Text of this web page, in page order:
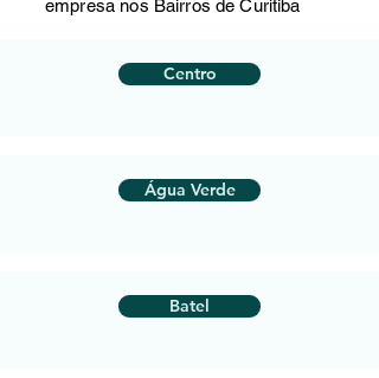
empresa nos Bairros de Curitiba
Centro
Água Verde
Batel